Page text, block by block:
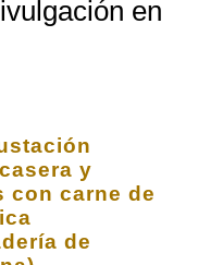
en
y
con carne de
de